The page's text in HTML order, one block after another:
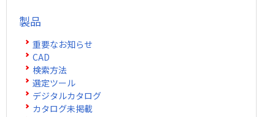
製品
重要なお知らせ
CAD
検索方法
選定ツール
デジタルカタログ
カタログ未掲載